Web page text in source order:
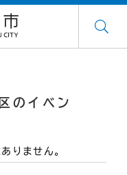
のイベン
りません。